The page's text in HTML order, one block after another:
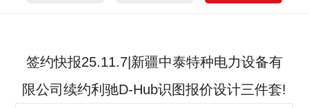
签约快报25.11.7|新疆中泰特种电力设备有
限公司续约利驰D-Hub识图报价设计三件套!